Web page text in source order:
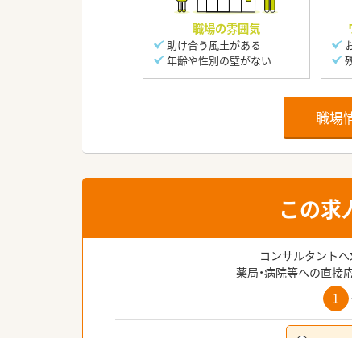
職場の雰囲気
助け合う風土がある
年齢や性別の壁がない
職場
この求
コンサルタント
薬局・病院等への直接
1